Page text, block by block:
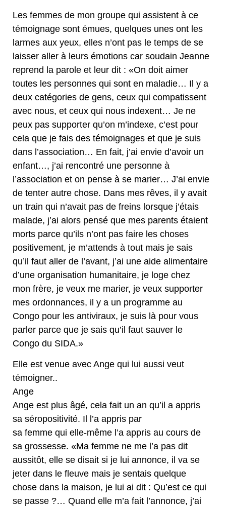
Les femmes de mon groupe qui assistent à ce
témoignage sont émues, quelques unes ont les
larmes aux yeux, elles n’ont pas le temps de se
laisser aller à leurs émotions car soudain Jeanne
reprend la parole et leur dit : «On doit aimer
toutes les personnes qui sont en maladie… Il y a
deux catégories de gens, ceux qui compatissent
avec nous, et ceux qui nous indexent… Je ne
peux pas supporter qu’on m’indexe, c’est pour
cela que je fais des témoignages et que je suis
dans l’association… En fait, j’ai envie d’avoir un
enfant…, j’ai rencontré une personne à
l’association et on pense à se marier… J’ai envie
de tenter autre chose. Dans mes rêves, il y avait
un train qui n’avait pas de freins lorsque j’étais
malade, j’ai alors pensé que mes parents étaient
morts parce qu’ils n’ont pas faire les choses
positivement, je m’attends à tout mais je sais
qu’il faut aller de l’avant, j’ai une aide alimentaire
d’une organisation humanitaire, je loge chez
mon frère, je veux me marier, je veux supporter
mes ordonnances, il y a un programme au
Congo pour les antiviraux, je suis là pour vous
parler parce que je sais qu’il faut sauver le
Congo du SIDA.»
Elle est venue avec Ange qui lui aussi veut
témoigner..
Ange
Ange est plus âgé, cela fait un an qu’il a appris
sa séropositivité. Il l’a appris par
sa femme qui elle-même l’a appris au cours de
sa grossesse. «Ma femme ne me l’a pas dit
aussitôt, elle se disait si je lui annonce, il va se
jeter dans le fleuve mais je sentais quelque
chose dans la maison, je lui ai dit : Qu’est ce qui
se passe ?… Quand elle m’a fait l’annonce, j’ai